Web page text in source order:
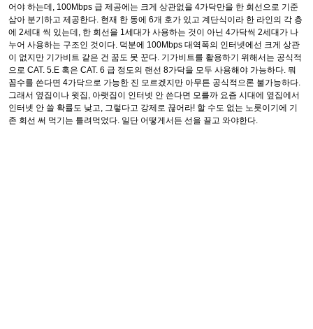
어야 하는데, 100Mbps 급 제공에는 크게 상관없을 4가닥만을 한 회선으로 기준
삼아 분기하고 제공한다. 현재 한 동에 6개 호가 있고 계단식이라 한 라인의 각 층
에 2세대 씩 있는데, 한 회선을 1세대가 사용하는 것이 아닌 4가닥씩 2세대가 나
누어 사용하는 구조인 것이다. 덕분에 100Mbps 대역폭의 인터넷에선 크게 상관
이 없지만 기가비트 같은 건 꿈도 못 꾼다. 기가비트를 활용하기 위해서는 공식적
으로 CAT. 5.E 혹은 CAT. 6 급 정도의 랜선 8가닥을 모두 사용해야 가능하다. 뭐
꼼수를 쓴다면 4가닥으로 가능한 진 모르겠지만 아무튼 공식적으론 불가능하다.
그래서 옆집이나 윗집, 아랫집이 인터넷 안 쓴다면 모를까 요즘 시대에 옆집에서
인터넷 안 쓸 확률도 낮고, 그렇다고 강제로 끊어라! 할 수도 없는 노릇이기에 기
존 회선 써 먹기는 틀려먹었다. 일단 어떻게서든 선을 끌고 와야한다.